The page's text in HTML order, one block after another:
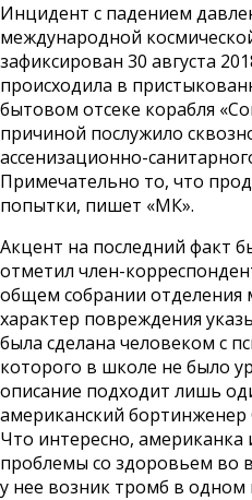
Инцидент с падением
международной
зафиксирован 30 августа
происходила в
бытовом отсеке корабля
причиной послужило
ассенизационно-
Примечательно то, что
попытки, пишет «МК».
Акцент на последний факт
отметил член-
общем собрании отделения
характер повреждения
была сделана человеком с
которого в школе не было
описание подходит лишь
американский
Что интересно,
проблемы со здоровьем во
у нее возник тромб в одном